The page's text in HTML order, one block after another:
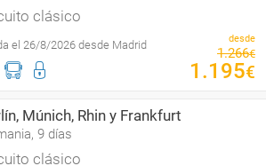
clásico
el 26/8/2026 desde Madrid desde
1.266€
1 .195€
Múnich, Rhin y Frankfurt
9 días
clásico